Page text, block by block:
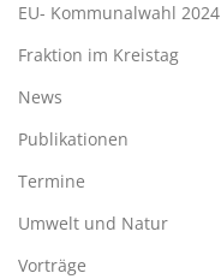
EU- Kommunalwahl 2024
Fraktion im Kreistag
News
Publikationen
Termine
Umwelt und Natur
Vorträge